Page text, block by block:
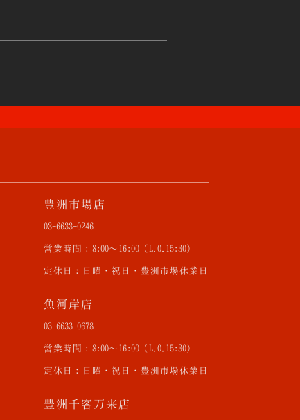
豊洲市場店
03-6633-0246
営業時間：8:00〜16:00（L.O.15:30）
定休日：日曜・祝日・豊洲市場休業日
魚河岸店
03-6633-0678
営業時間：8:00〜16:00（L.O.15:30）
定休日：日曜・祝日・豊洲市場休業日
豊洲千客万来店